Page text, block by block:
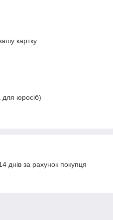
картку
для юросіб)
днів за рахунок покупця